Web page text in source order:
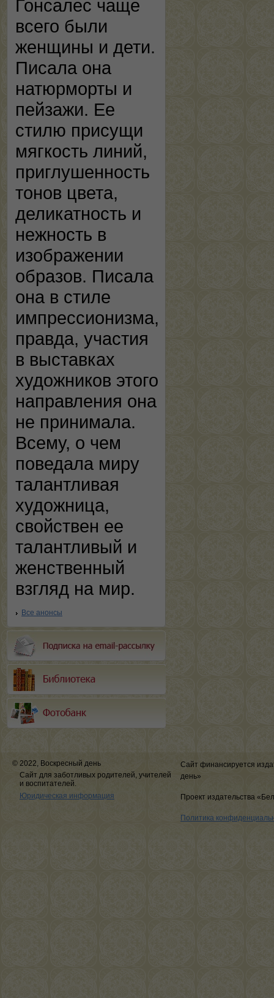
Гонсалес чаще
всего были
женщины и дети.
Писала она
натюрморты и
пейзажи. Ее
стилю присущи
мягкость линий,
приглушенность
тонов цвета,
деликатность и
нежность в
изображении
образов. Писала
она в стиле
импрессионизма,
правда, участия
в выставках
художников этого
направления она
не принимала.
Всему, о чем
поведала миру
талантливая
художница,
свойствен ее
талантливый и
женственный
взгляд на мир.
Все анонсы
© 2022, Воскресный день
Сайт для заботливых родителей, учителей
и воспитателей.
Юридическая информация
Сайт финансируется
день»
Проект издательства
Политика